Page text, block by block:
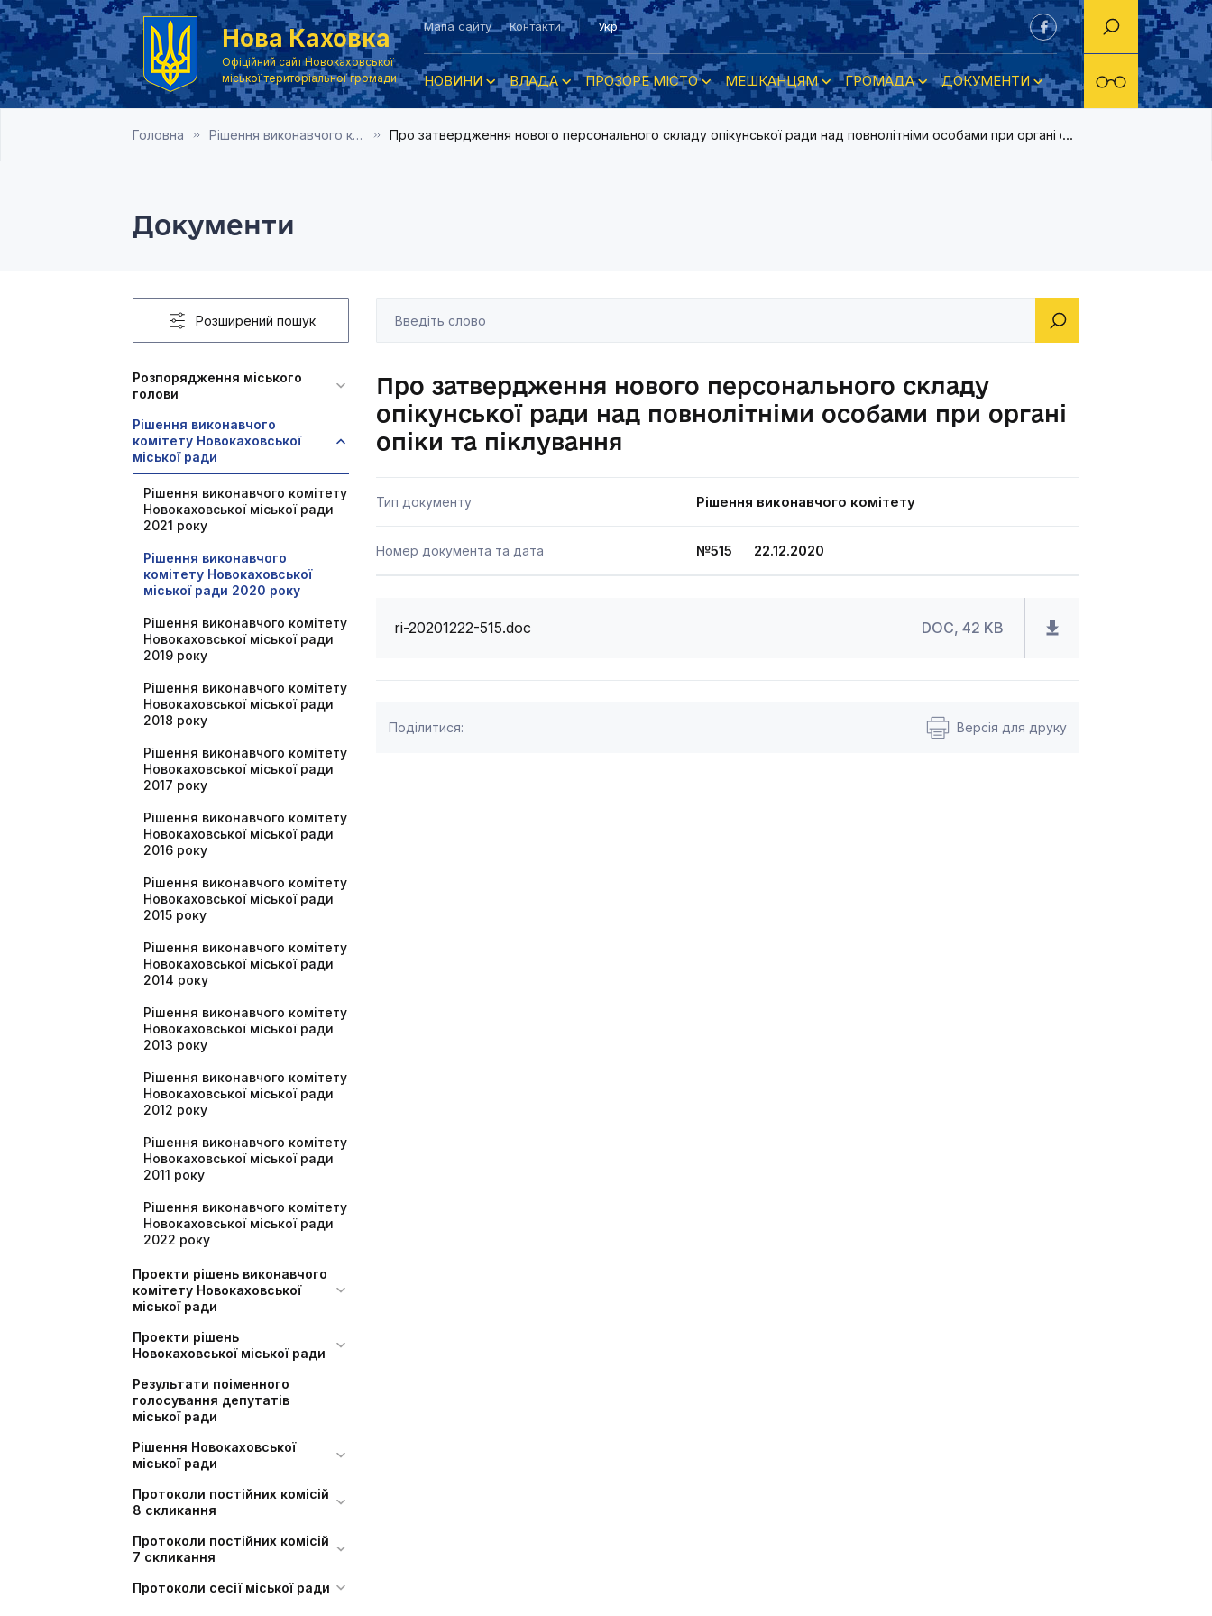
Нова Каховка
Офіційний сайт Новокаховської
міської територіальної громади
Мапа сайту Контакти Укр
НОВИНИ ВЛАДА ПРОЗОРЕ МІСТО МЕШКАНЦЯМ ГРОМАДА ДОКУМЕНТИ
Головна Рішення виконавчого комітету Новокаховської міської ради 2020 року Про затвердження нового персонального складу опікунської ради над повнолітніми особами при органі опіки та піклування
Документи
Розширений пошук
Розпорядження міського
голови
Рішення виконавчого
комітету Новокаховської
міської ради
Рішення виконавчого комітету
Новокаховської міської ради
2021 року
Рішення виконавчого
комітету Новокаховської
міської ради 2020 року
Рішення виконавчого комітету
Новокаховської міської ради
2019 року
Рішення виконавчого комітету
Новокаховської міської ради
2018 року
Рішення виконавчого комітету
Новокаховської міської ради
2017 року
Рішення виконавчого комітету
Новокаховської міської ради
2016 року
Рішення виконавчого комітету
Новокаховської міської ради
2015 року
Рішення виконавчого комітету
Новокаховської міської ради
2014 року
Рішення виконавчого комітету
Новокаховської міської ради
2013 року
Рішення виконавчого комітету
Новокаховської міської ради
2012 року
Рішення виконавчого комітету
Новокаховської міської ради
2011 року
Рішення виконавчого комітету
Новокаховської міської ради
2022 року
Проекти рішень виконавчого
комітету Новокаховської
міської ради
Проекти рішень
Новокаховської міської ради
Результати поіменного
голосування депутатів
міської ради
Рішення Новокаховської
міської ради
Протоколи постійних комісій
8 скликання
Протоколи постійних комісій
7 скликання
Протоколи сесії міської ради
Про затвердження нового персонального складу
опікунської ради над повнолітніми особами при органі
опіки та піклування
Тип документу Рішення виконавчого комітету
Номер документа та дата №515 22.12.2020
ri-20201222-515.doc DOC, 42 KB
Поділитися: Версія для друку